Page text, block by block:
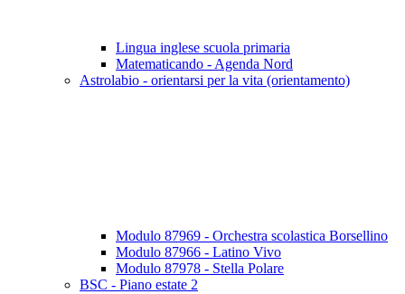
Lingua inglese scuola primaria
Matematicando - Agenda Nord
Astrolabio - orientarsi per la vita (orientamento)
Modulo 87969 - Orchestra scolastica Borsellino
Modulo 87966 - Latino Vivo
Modulo 87978 - Stella Polare
BSC - Piano estate 2